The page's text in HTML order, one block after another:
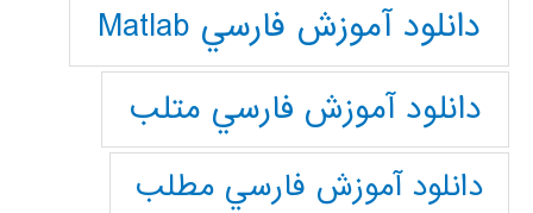
دانلود آموزش فارسي Matlab
دانلود آموزش فارسي متلب
دانلود آموزش فارسي مطلب